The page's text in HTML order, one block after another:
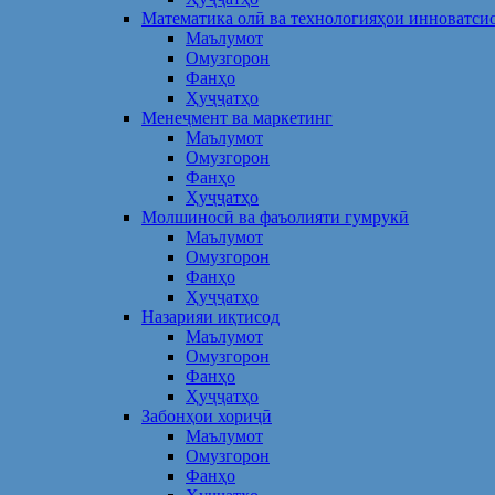
Математика олӣ ва технологияҳои
Маълумот
Омузгорон
Фанҳо
Ҳуҷҷатҳо
Менеҷмент ва маркетинг
Маълумот
Омузгорон
Фанҳо
Ҳуҷҷатҳо
Молшиносӣ ва фаъолияти гумрукӣ
Маълумот
Омузгорон
Фанҳо
Ҳуҷҷатҳо
Назарияи иқтисод
Маълумот
Омузгорон
Фанҳо
Ҳуҷҷатҳо
Забонҳои хориҷӣ
Маълумот
Омузгорон
Фанҳо